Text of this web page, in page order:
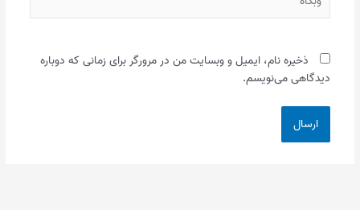
ذخیره نام، ایمیل و وبسایت من در مرورگر برای زمانی که دوباره
دیدگاهی می‌نویسم.